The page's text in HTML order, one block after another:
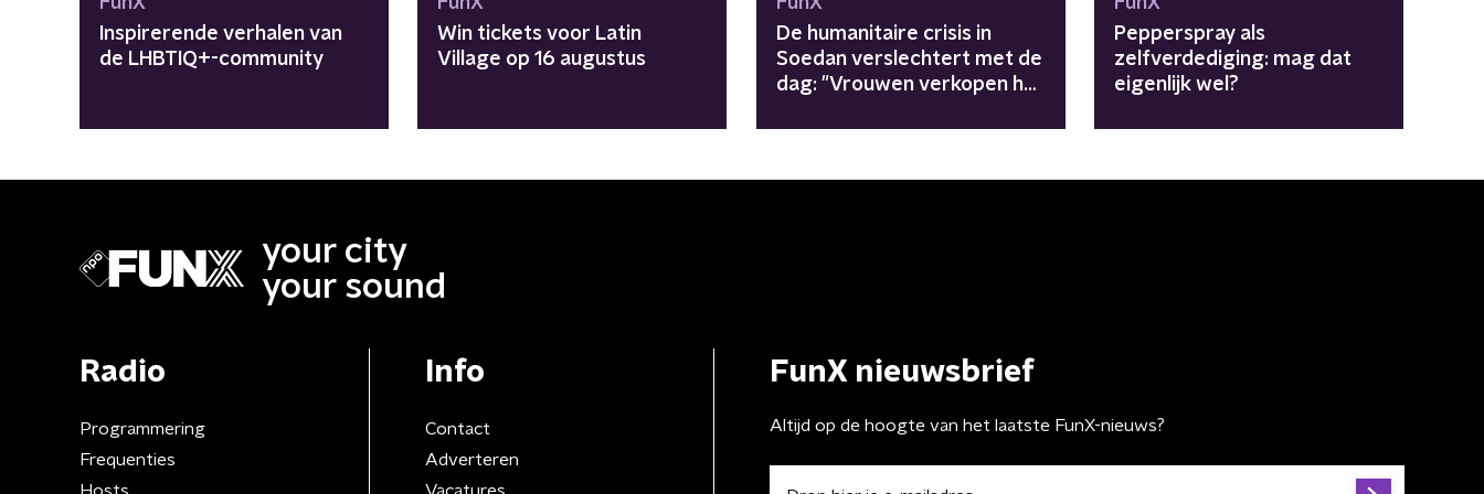
Inspirerende verhalen van
de LHBTIQ+-community
Win tickets voor Latin
Village op 16 augustus
De humanitaire crisis in
Soedan verslechtert met de
dag: "Vrouwen verkopen hun
Pepperspray als
zelfverdediging: mag dat
eigenlijk wel?
your city
your sound
Radio
Programmering
Frequenties
Hosts
Info
Contact
Adverteren
Vacatures
FunX nieuwsbrief
Altijd op de hoogte van het laatste FunX-nieuws?